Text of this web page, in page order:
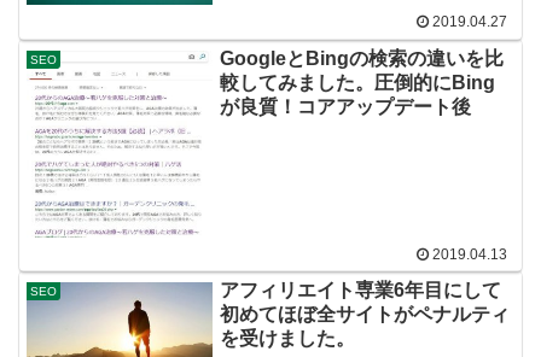
2019.04.27
SEO
GoogleとBingの検索の違いを比
較してみました。圧倒的にBing
が良質！コアアップデート後
2019.04.13
SEO
アフィリエイト専業6年目にして
初めてほぼ全サイトがペナルティ
を受けました。